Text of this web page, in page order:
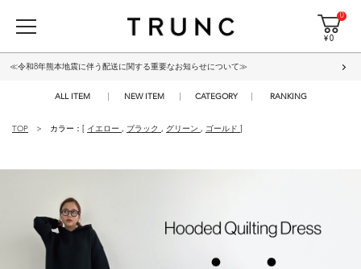
0
¥ 0
≪令和8年熊本地震に伴う配送に関する重要なお知らせについて≫
ALL ITEM NEW ITEM CATEGORY RANKING
TOP カラー：[ イエロー , ブラック , グリーン , ゴールド